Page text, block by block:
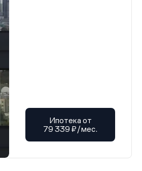
Ипотека от
79 339 ₽/мес.